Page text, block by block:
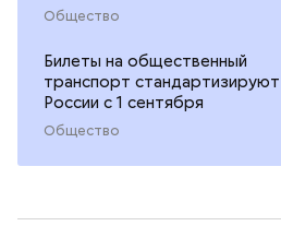
Общество
Билеты на общественный
транспорт
России с 1 сентября
Общество